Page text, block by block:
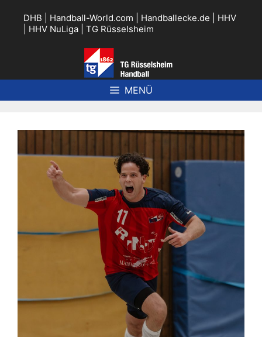
springen
DHB Handball-World.com Handballecke.de
HHV
HHV NuLiga TG Rüsselsheim
MENÜ